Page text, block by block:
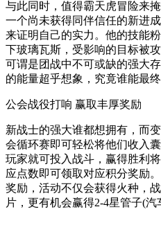
与此同时，值得霸天虎冒险来
一个尚未获得同伴信任的新进
来证明自己的实力。他的技能
下玻璃瓦斯，受影响的目标被
可谓是团战中不可或缺的强大
的能量超乎想象，究竟谁能最
公会战役打响 赢取丰厚奖励
新战士的强大谁都想拥有，而
会循环赛即可轻松将他们收入
玩家就可投入战斗，赢得胜利
应点数即可领取对应积分奖励
奖励，活动不仅会获得火种，
片，更有机会赢得2-4星管子(汽